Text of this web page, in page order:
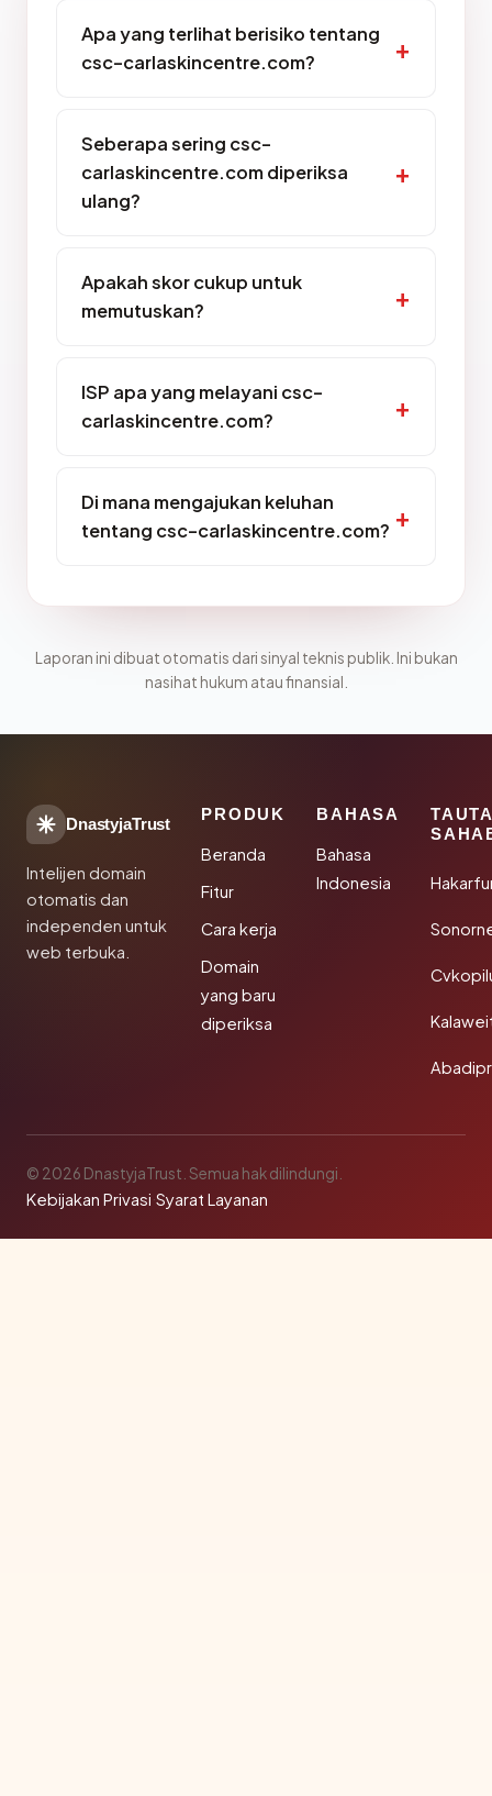
Apa yang terlihat berisiko tentang
csc-carlaskincentre.com?
Seberapa sering csc-
carlaskincentre.com diperiksa
ulang?
Apakah skor cukup untuk
memutuskan?
ISP apa yang melayani csc-
carlaskincentre.com?
Di mana mengajukan keluhan
tentang csc-carlaskincentre.com?
Laporan ini dibuat otomatis dari sinyal teknis publik. Ini bukan
nasihat hukum atau finansial.
DnastyjaTrust
Intelijen domain
otomatis dan
independen untuk
web terbuka.
PRODUK
Beranda
Fitur
Cara kerja
Domain
yang baru
diperiksa
BAHASA
Bahasa
Indonesia
© 2026 DnastyjaTrust. Semua hak dilindungi.
Kebijakan Privasi·Syarat Layanan